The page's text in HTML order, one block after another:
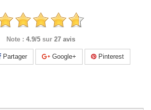
Note : 4.9/5 sur 27 avis
Partager Google+ Pinterest